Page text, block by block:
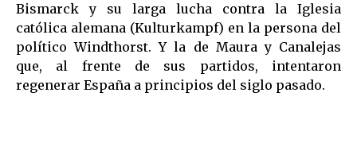
Bismarck y su larga lucha contra la Iglesia
católica alemana (Kulturkampf) en la persona del
político Windthorst. Y la de Maura y Canalejas
que, al frente de sus partidos, intentaron
regenerar España a principios del siglo pasado.